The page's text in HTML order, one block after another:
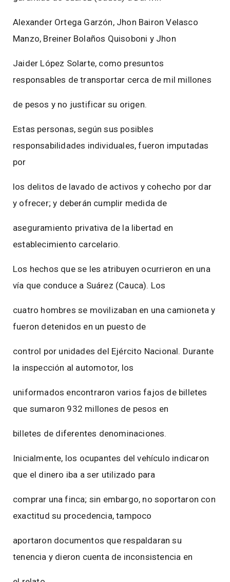
Alexander Ortega Garzón, Jhon Bairon Velasco
Manzo, Breiner Bolaños Quisoboni y Jhon
Jaider López Solarte, como presuntos
responsables de transportar cerca de mil millones
de pesos y no justificar su origen.
Estas personas, según sus posibles
responsabilidades individuales, fueron imputadas
por
los delitos de lavado de activos y cohecho por dar
y ofrecer; y deberán cumplir medida de
aseguramiento privativa de la libertad en
establecimiento carcelario.
Los hechos que se les atribuyen ocurrieron en una
vía que conduce a Suárez (Cauca). Los
cuatro hombres se movilizaban en una camioneta y
fueron detenidos en un puesto de
control por unidades del Ejército Nacional. Durante
la inspección al automotor, los
uniformados encontraron varios fajos de billetes
que sumaron 932 millones de pesos en
billetes de diferentes denominaciones.
Inicialmente, los ocupantes del vehículo indicaron
que el dinero iba a ser utilizado para
comprar una finca; sin embargo, no soportaron con
exactitud su procedencia, tampoco
aportaron documentos que respaldaran su
tenencia y dieron cuenta de inconsistencia en